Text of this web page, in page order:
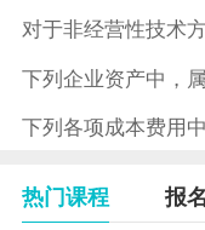
下列企业资产中
下列各项成本费用
热门课程 报